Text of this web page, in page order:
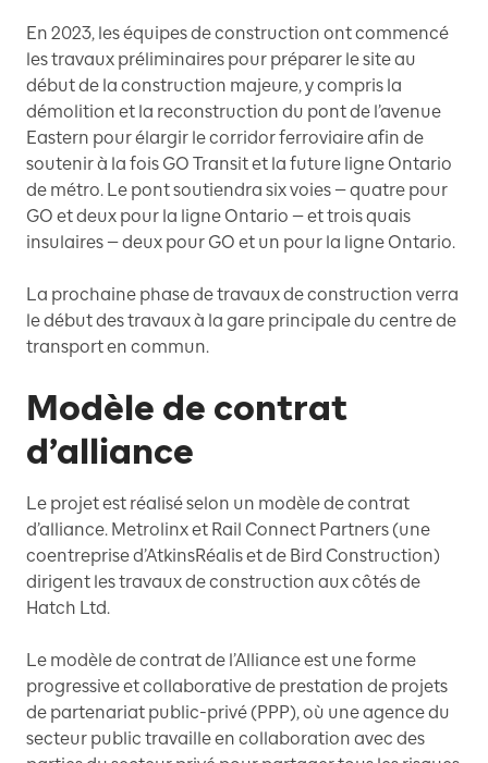
En 2023, les équipes de construction ont commencé
les travaux préliminaires pour préparer le site au
début de la construction majeure, y compris la
démolition et la reconstruction du pont de l’avenue
Eastern pour élargir le corridor ferroviaire afin de
soutenir à la fois GO Transit et la future ligne Ontario
de métro. Le pont soutiendra six voies — quatre pour
GO et deux pour la ligne Ontario — et trois quais
insulaires — deux pour GO et un pour la ligne Ontario.
La prochaine phase de travaux de construction verra
le début des travaux à la gare principale du centre de
transport en commun.
Modèle de contrat
d’alliance
Le projet est réalisé selon un modèle de contrat
d’alliance. Metrolinx et Rail Connect Partners (une
coentreprise d’AtkinsRéalis et de Bird Construction)
dirigent les travaux de construction aux côtés de
Hatch Ltd.
Le modèle de contrat de l’Alliance est une forme
progressive et collaborative de prestation de projets
de partenariat public-privé (PPP), où une agence du
secteur public travaille en collaboration avec des